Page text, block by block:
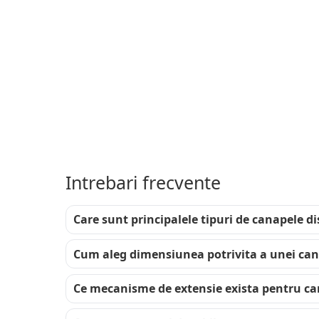
Intrebari frecvente
Care sunt principalele tipuri de canapele
Cum aleg dimensiunea potrivita a unei
Ce mecanisme de extensie exista pentru